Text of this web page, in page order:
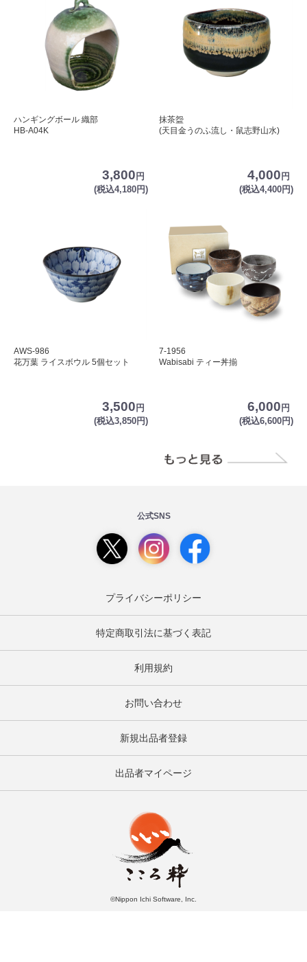
ハンギングボール 織部
HB-A04K
3,800円
(税込4,180円)
抹茶盌
(天目金うのふ流し・鼠志野山水)
4,000円
(税込4,400円)
AWS-986
花万葉 ライスボウル 5個セット
3,500 円
(税込3,850円)
7-1956
Wabisabi ティー丼揃
6,000 円
(税込6,600円)
公式SNS
プライバシーポリシー
特定商取引法に基づく表記
利用規約
お問い合わせ
新規出品者登録
出品者マイページ
©Nippon Ichi Software, Inc.